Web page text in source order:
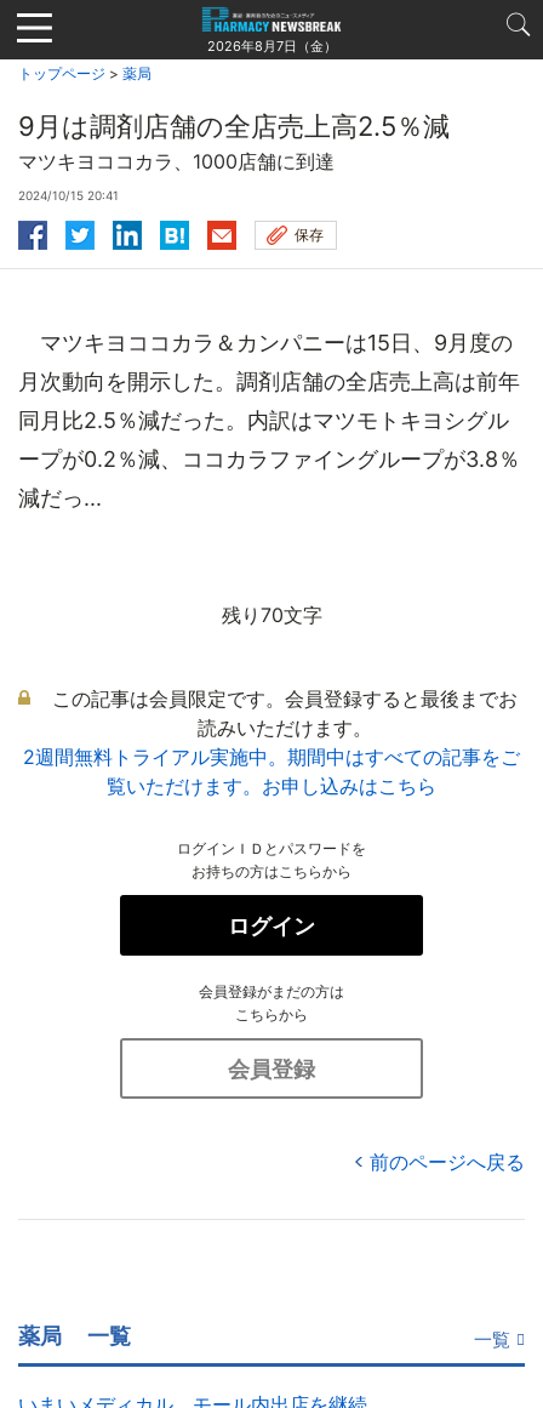
Jump
to
navigation
2026年8月7日（金）
トップページ > 薬局
9月は調剤店舗の全店売上高2.5％減
マツキヨココカラ、1000店舗に到達
2024/10/15 20:41
保存
マツキヨココカラ＆カンパニーは15日、9月度の
月次動向を開示した。調剤店舗の全店売上高は前年
同月比2.5％減だった。内訳はマツモトキヨシグル
ープが0.2％減、ココカラファイングループが3.8％
減だっ...
残り70文字
この記事は会員限定です。会員登録すると最後までお
読みいただけます。
2週間無料トライアル実施中。期間中はすべての記事をご
覧いただけます。お申し込みはこちら
ログインＩＤとパスワードを
お持ちの方はこちらから
ログイン
会員登録がまだの方は
こちらから
会員登録
前のページへ戻る
薬局 一覧 一覧